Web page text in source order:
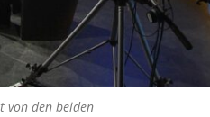
von den beiden